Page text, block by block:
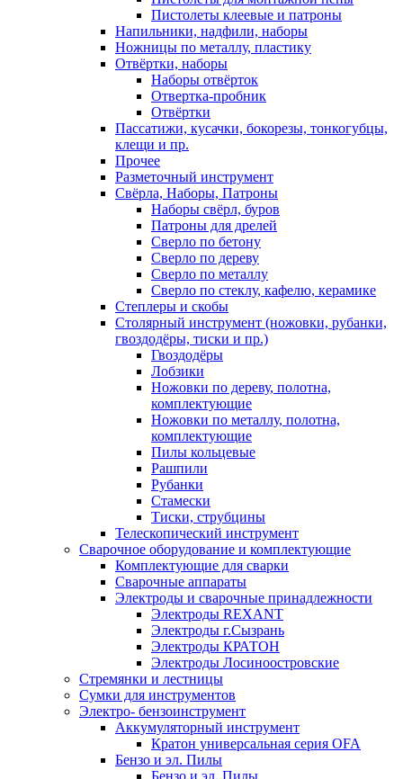
Пистолеты клеевые и патроны
Напильники, надфили, наборы
Ножницы по металлу, пластику
Отвёртки, наборы
Наборы отвёрток
Отвертка-пробник
Отвёртки
Пассатижи, кусачки, бокорезы, тонкогубцы,
клещи и пр.
Прочее
Разметочный инструмент
Свёрла, Наборы, Патроны
Наборы свёрл, буров
Патроны для дрелей
Сверло по бетону
Сверло по дереву
Сверло по металлу
Сверло по стеклу, кафелю, керамике
Степлеры и скобы
Столярный инструмент (ножовки, рубанки,
гвоздодёры, тиски и пр.)
Гвоздодёры
Лобзики
Ножовки по дереву, полотна,
комплектующие
Ножовки по металлу, полотна,
комплектующие
Пилы кольцевые
Рашпили
Рубанки
Стамески
Тиски, струбцины
Телескопический инструмент
Сварочное оборудование и комплектующие
Комплектующие для сварки
Сварочные аппараты
Электроды и сварочные принадлежности
Электроды REXANT
Электроды г.Сызрань
Электроды КРАТОН
Электроды Лосиноостровские
Стремянки и лестницы
Сумки для инструментов
Электро- бензоинструмент
Аккумуляторный инструмент
Кратон универсальная серия OFA
Бензо и эл. Пилы